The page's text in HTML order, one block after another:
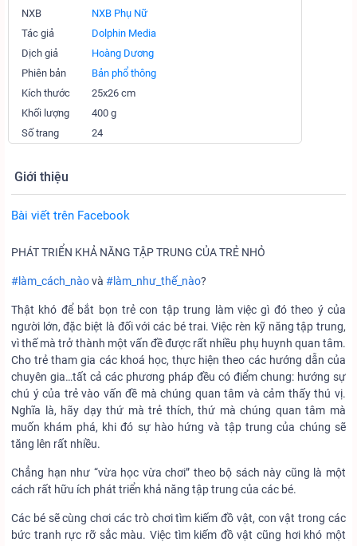
NXB
NXB Phụ Nữ
Tác giả
Dolphin Media
Dịch giả
Hoàng Dương
Phiên bản
Bản phổ thông
Kích thước
25x26 cm
Khối lượng
400 g
Số trang
24
Giới thiệu
Bài viết trên Facebook
PHÁT TRIỂN KHẢ NĂNG TẬP TRUNG CỦA TRẺ NHỎ
#làm_cách_nàovà #làm_như_thế_nào?
Thật khó để bắt bọn trẻ con tập trung làm việc gì đó theo ý của
người lớn, đặc biệt là đối với các bé trai. Việc rèn kỹ năng tập trung,
vì thế mà trở thành một vấn đề được rất nhiều phụ huynh quan tâm.
Cho trẻ tham gia các khoá học, thực hiện theo các hướng dẫn của
chuyên gia…tất cả các phương pháp đều có điểm chung: hướng sự
chú ý của trẻ vào vấn đề mà chúng quan tâm và cảm thấy thú vị.
Nghĩa là, hãy dạy thứ mà trẻ thích, thứ mà chúng quan tâm mà
muốn khám phá, khi đó sự hào hứng và tập trung của chúng sẽ
tăng lên rất nhiều.
Chẳng hạn như “vừa học vừa chơi” theo bộ sách này cũng là một
cách rất hữu ích phát triển khả năng tập trung của các bé.
Các bé sẽ cùng chơi các trò chơi tìm kiếm đồ vật, con vật trong các
bức tranh rực rỡ sắc màu. Việc tìm kiếm đồ vật cũng hơi khó một